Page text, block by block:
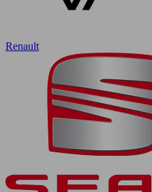
Renault